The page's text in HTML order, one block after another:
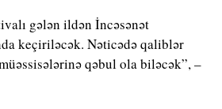
gələn ildən İncəsənət
keçiriləcək. Nəticədə qaliblər
qəbul ola biləcək”, –